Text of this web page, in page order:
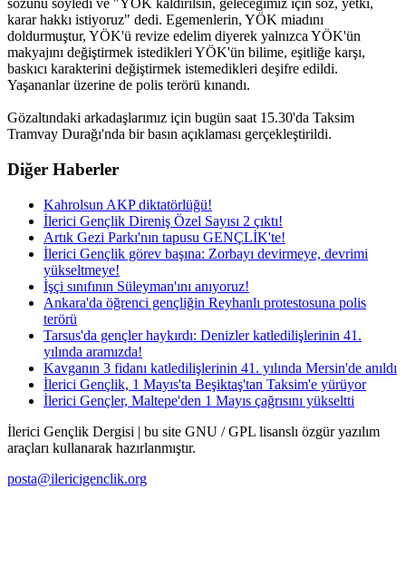
sözünü söyledi ve "YÖK kaldırılsın, geleceğimiz için söz, yetki,
karar hakkı istiyoruz" dedi. Egemenlerin, YÖK miadını
doldurmuştur, YÖK'ü revize edelim diyerek yalnızca YÖK'ün
makyajını değiştirmek istedikleri YÖK'ün bilime, eşitliğe karşı,
baskıcı karakterini değiştirmek istemedikleri deşifre edildi.
Yaşananlar üzerine de polis terörü kınandı.
Gözaltındaki arkadaşlarımız için bugün saat 15.30'da Taksim
Tramvay Durağı'nda bir basın açıklaması gerçekleştirildi.
Diğer Haberler
Kahrolsun AKP diktatörlüğü!
İlerici Gençlik Direniş Özel Sayısı 2 çıktı!
Artık Gezi Parkı'nın tapusu GENÇLİK'te!
İlerici Gençlik görev başına: Zorbayı devirmeye, devrimi
yükseltmeye!
İşçi sınıfının Süleyman'ını anıyoruz!
Ankara'da öğrenci gençliğin Reyhanlı protestosuna polis
terörü
Tarsus'da gençler haykırdı: Denizler katledilişlerinin 41.
yılında aramızda!
Kavganın 3 fidanı katledilişlerinin 41. yılında Mersin'de anıldı
İlerici Gençlik, 1 Mayıs'ta Beşiktaş'tan Taksim'e yürüyor
İlerici Gençler, Maltepe'den 1 Mayıs çağrısını yükseltti
İlerici Gençlik Dergisi | bu site GNU / GPL lisanslı özgür yazılım
araçları kullanarak hazırlanmıştır.
posta@ilericigenclik.org